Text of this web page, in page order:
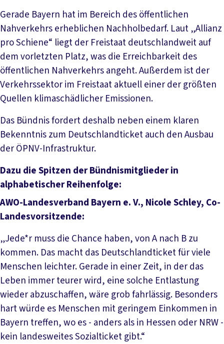
Gerade Bayern hat im Bereich des öffentlichen
Nahverkehrs erheblichen Nachholbedarf. Laut „Allianz
pro Schiene“ liegt der Freistaat deutschlandweit auf
dem vorletzten Platz, was die Erreichbarkeit des
öffentlichen Nahverkehrs angeht. Außerdem ist der
Verkehrssektor im Freistaat aktuell einer der größten
Quellen klimaschädlicher Emissionen.
Das Bündnis fordert deshalb neben einem klaren
Bekenntnis zum Deutschlandticket auch den Ausbau
der ÖPNV-Infrastruktur.
Dazu die Spitzen der Bündnismitglieder in
alphabetischer Reihenfolge:
AWO-Landesverband Bayern e. V., Nicole Schley, Co-
Landesvorsitzende:
„Jede*r muss die Chance haben, von A nach B zu
kommen. Das macht das Deutschlandticket für viele
Menschen leichter. Gerade in einer Zeit, in der das
Leben immer teurer wird, eine solche Entlastung
wieder abzuschaffen, wäre grob fahrlässig. Besonders
hart würde es Menschen mit geringem Einkommen in
Bayern treffen, wo es - anders als in Hessen oder NRW -
kein landesweites Sozialticket gibt.“